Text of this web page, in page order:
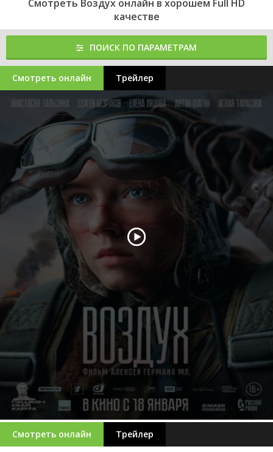
Смотреть Воздух онлайн в хорошем Full HD
качестве
ПОИСК ПО ПАРАМЕТРАМ
Смотреть онлайн Трейлер
Смотреть онлайн Трейлер